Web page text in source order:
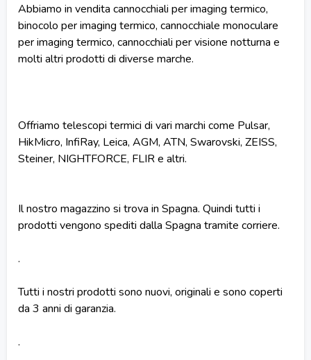
Abbiamo in vendita cannocchiali per imaging termico,
binocolo per imaging termico, cannocchiale monoculare
per imaging termico, cannocchiali per visione notturna e
molti altri prodotti di diverse marche.
Offriamo telescopi termici di vari marchi come Pulsar,
HikMicro, InfiRay, Leica, AGM, ATN, Swarovski, ZEISS,
Steiner, NIGHTFORCE, FLIR e altri.
Il nostro magazzino si trova in Spagna. Quindi tutti i
prodotti vengono spediti dalla Spagna tramite corriere.
.
Tutti i nostri prodotti sono nuovi, originali e sono coperti
da 3 anni di garanzia.
.